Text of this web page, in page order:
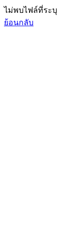
ไม่พบไฟล์ที่ระบุ
ย้อนกลับ